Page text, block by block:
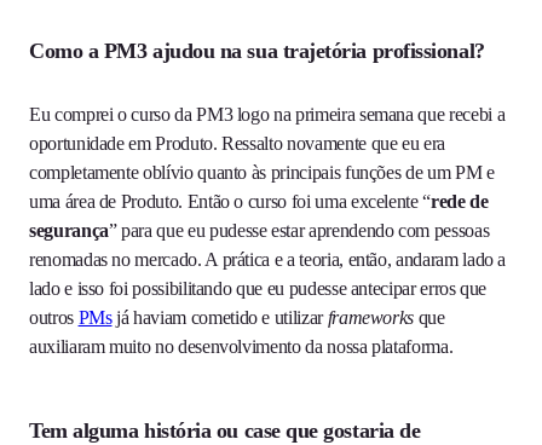
Como a PM3 ajudou na sua trajetória profissional?
Eu comprei o curso da PM3 logo na primeira semana que recebi a
oportunidade em Produto. Ressalto novamente que eu era
completamente oblívio quanto às principais funções de um PM e
uma área de Produto. Então o curso foi uma excelente “rede de
segurança” para que eu pudesse estar aprendendo com pessoas
renomadas no mercado. A prática e a teoria, então, andaram lado a
lado e isso foi possibilitando que eu pudesse antecipar erros que
outros PMsjá haviam cometido e utilizarframeworks que
auxiliaram muito no desenvolvimento da nossa plataforma.
Tem alguma história ou case que gostaria de